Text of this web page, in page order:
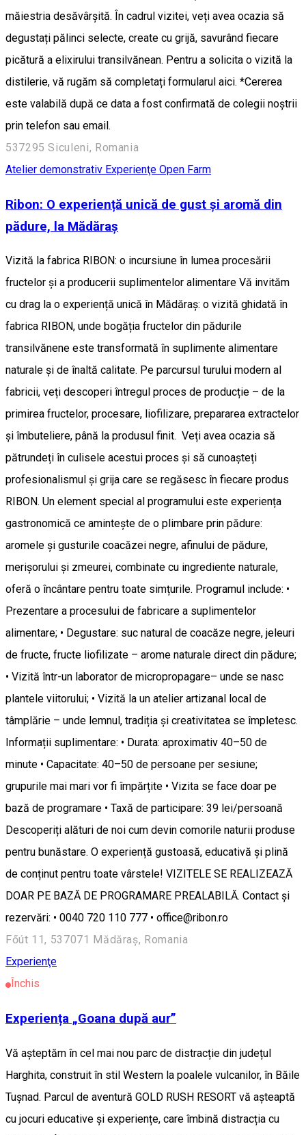
măiestria desăvârșită. În cadrul vizitei, veți avea ocazia să
degustați pălinci selecte, create cu grijă, savurând fiecare
picătură a elixirului transilvănean. Pentru a solicita o vizită la
distilerie, vă rugăm să completați formularul aici. *Cererea
este valabilă după ce data a fost confirmată de colegii noștrii
prin telefon sau email.
537295 Siculeni, Romania
Atelier demonstrativ Experienţe Open Farm
Ribon: O experiență unică de gust și aromă din
pădure, la Mădăraș
Vizită la fabrica RIBON: o incursiune în lumea procesării
fructelor și a producerii suplimentelor alimentare Vă invităm
cu drag la o experiență unică în Mădăraș: o vizită ghidată în
fabrica RIBON, unde bogăția fructelor din pădurile
transilvănene este transformată în suplimente alimentare
naturale și de înaltă calitate. Pe parcursul turului modern al
fabricii, veți descoperi întregul proces de producție – de la
primirea fructelor, procesare, liofilizare, prepararea extractelor
și îmbuteliere, până la produsul finit. Veți avea ocazia să
pătrundeți în culisele acestui proces și să cunoașteți
profesionalismul și grija care se regăsesc în fiecare produs
RIBON. Un element special al programului este experiența
gastronomică ce amintește de o plimbare prin pădure:
aromele și gusturile coacăzei negre, afinului de pădure,
merişorului și zmeurei, combinate cu ingrediente naturale,
oferă o încântare pentru toate simțurile. Programul include: •
Prezentare a procesului de fabricare a suplimentelor
alimentare; • Degustare: suc natural de coacăze negre, jeleuri
de fructe, fructe liofilizate – arome naturale direct din pădure;
• Vizită într-un laborator de micropropagare– unde se nasc
plantele viitorului; • Vizită la un atelier artizanal local de
tâmplărie – unde lemnul, tradiția și creativitatea se împletesc.
Informații suplimentare: • Durata: aproximativ 40–50 de
minute • Capacitate: 40–50 de persoane per sesiune;
grupurile mai mari vor fi împărțite • Vizita se face doar pe
bază de programare • Taxă de participare: 39 lei/persoană
Descoperiți alături de noi cum devin comorile naturii produse
pentru bunăstare. O experiență gustoasă, educativă și plină
de conținut pentru toate vârstele! VIZITELE SE REALIZEAZĂ
DOAR PE BAZĂ DE PROGRAMARE PREALABILĂ. Contact și
rezervări: • 0040 720 110 777 • office@ribon.ro
Főút 11, 537071 Mădăraș, Romania
Experienţe
Închis
Experiența „Goana după aur”
Vă așteptăm în cel mai nou parc de distracție din județul
Harghita, construit în stil Western la poalele vulcanilor, în Băile
Tușnad. Parcul de aventură GOLD RUSH RESORT vă așteaptă
cu jocuri educative și experiențe, care îmbină distracția cu